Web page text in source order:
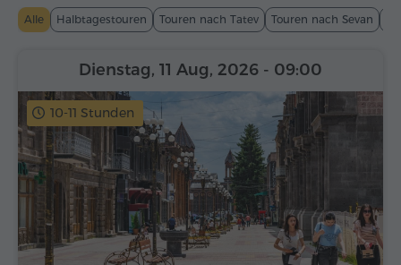
Alle Halbtagestouren Touren nach Tatev Touren nach Sevan
10-11 Stunden
Dienstag, 11 Aug, 2026 - 09:00